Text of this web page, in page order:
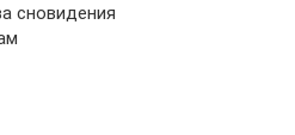
сновидения